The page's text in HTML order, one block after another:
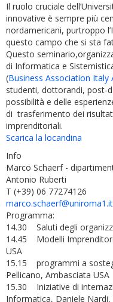
Il ruolo cruciale
innovative è sempre più
nordamericani, purtroppo
questo campo che si sta
Questo
di Informatica e
(Business Association Italy
studenti, dottorandi, post-
possibilità e delle
di trasferimento dei
imprenditoriali.
Scarica la locandina
Info
Marco Schaerf -
Antonio Ruberti
T (+39) 06 77274126
marco.schaerf@uniroma1.it
Programma:
14.30 Saluti degli
14.45 Modelli
USA
15.15 programmi a
Pellicano, Ambasciata USA
15.30 Iniziative di
Informatica, Daniele Nardi,